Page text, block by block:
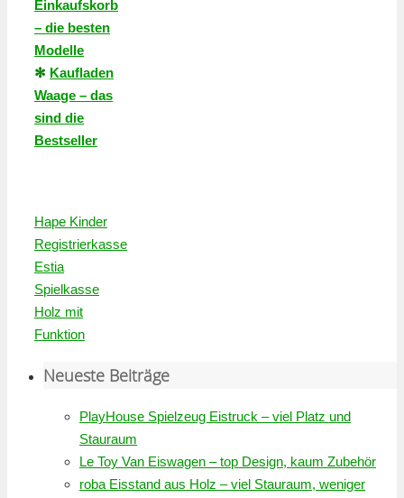
Einkaufskorb
– die besten
Modelle
✻ Kaufladen
Waage – das
sind die
Bestseller
Hape Kinder
Registrierkasse
Estia
Spielkasse
Holz mit
Funktion
Neueste Beiträge
PlayHouse Spielzeug Eistruck – viel Platz und
Stauraum
Le Toy Van Eiswagen – top Design, kaum Zubehör
roba Eisstand aus Holz – viel Stauraum, weniger